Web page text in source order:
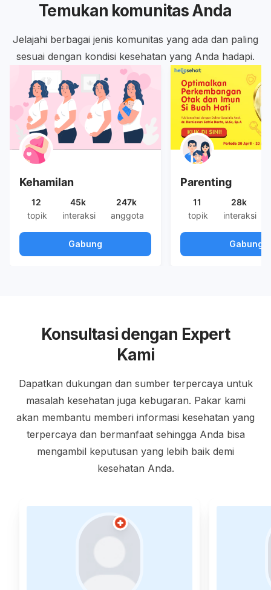
Temukan komunitas Anda
Jelajahi berbagai jenis komunitas yang ada dan paling
sesuai dengan kondisi kesehatan yang Anda hadapi.
Kehamilan
12
topik
45k
interaksi
247k
anggota
Gabung
Parenting
11
topik
28k
interaksi
Gabung
Konsultasi dengan Expert
Kami
Dapatkan dukungan dan sumber terpercaya untuk
masalah kesehatan juga kebugaran. Pakar kami
akan membantu memberi informasi kesehatan yang
terpercaya dan bermanfaat sehingga Anda bisa
mengambil keputusan yang lebih baik demi
kesehatan Anda.